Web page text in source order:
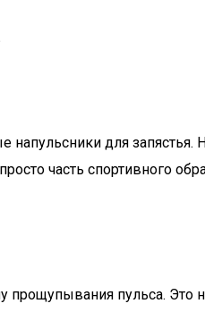
для запястья.
часть спортивного
пульса.